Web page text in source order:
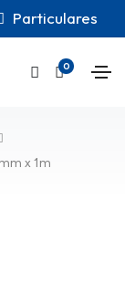
Particulares
0
x 1m